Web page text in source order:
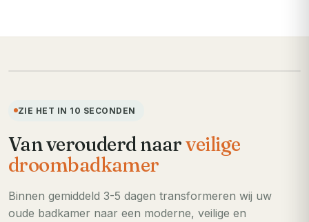
ZIE HET IN 10 SECONDEN
Van verouderd naarveilige
droombadkamer
Binnen gemiddeld 3-5 dagen transformeren wij uw
oude badkamer naar een moderne, veilige en